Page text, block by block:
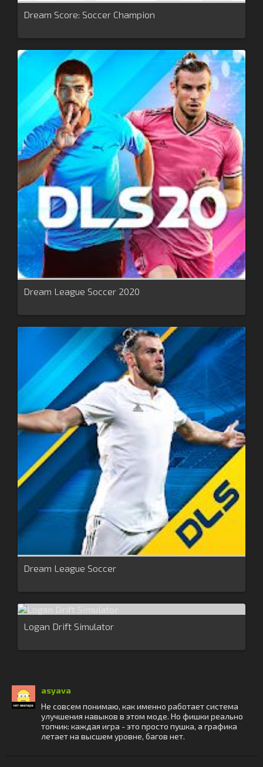
Dream Score: Soccer Champion
Dream League Soccer 2020
Dream League Soccer
Logan Drift Simulator
asyava
Не совсем понимаю, как именно работает система
улучшения навыков в этом моде. Но фишки реально
топчик: каждая игра - это просто пушка, а графика
летает на высшем уровне, багов нет.